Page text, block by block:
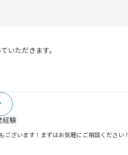
いただきます。
経験
ざいます！まずはお気軽にご相談ください！